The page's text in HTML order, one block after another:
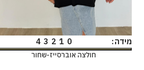
מידה 0
1
2
3
4
חולצה אוברסייז-שחור